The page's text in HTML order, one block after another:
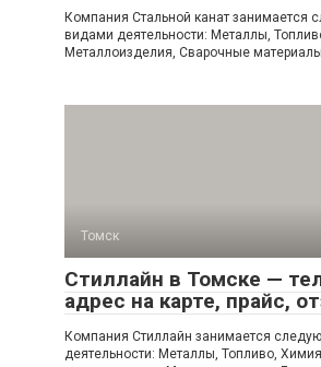
Компания Стальной канат занимается
видами деятельности: Металлы,
Металлоизделия, Сварочные
Томск
Стиллайн в Томске —
адрес на карте, прайс,
Компания Стиллайн занимается
деятельности: Металлы, Топливо,